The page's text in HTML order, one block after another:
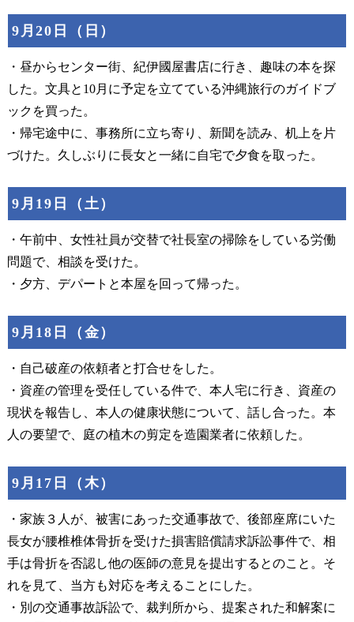
9月20日（日）
・昼からセンター街、紀伊國屋書店に行き、趣味の本を探
した。文具と10月に予定を立てている沖縄旅行のガイドブ
ックを買った。
・帰宅途中に、事務所に立ち寄り、新聞を読み、机上を片
づけた。久しぶりに長女と一緒に自宅で夕食を取った。
9月19日（土）
・午前中、女性社員が交替で社長室の掃除をしている労働
問題で、相談を受けた。
・夕方、デパートと本屋を回って帰った。
9月18日（金）
・自己破産の依頼者と打合せをした。
・資産の管理を受任している件で、本人宅に行き、資産の
現状を報告し、本人の健康状態について、話し合った。本
人の要望で、庭の植木の剪定を造園業者に依頼した。
9月17日（木）
・家族３人が、被害にあった交通事故で、後部座席にいた
長女が腰椎椎体骨折を受けた損害賠償請求訴訟事件で、相
手は骨折を否認し他の医師の意見を提出するとのこと。そ
れを見て、当方も対応を考えることにした。
・別の交通事故訴訟で、裁判所から、提案された和解案に